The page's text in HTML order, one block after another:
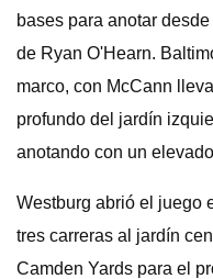
bases para anotar
de Ryan O'Hearn.
marco, con McCann
profundo del jardín
anotando con un
Westburg abrió el juego
tres carreras al jardín
Camden Yards para el